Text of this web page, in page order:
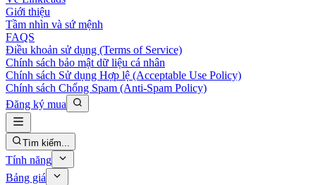
Giới thiệu
Tầm nhìn và sứ mệnh
FAQS
Điều khoản sử dụng (Terms of Service)
Chính sách bảo mật dữ liệu cá nhân
Chính sách Sử dụng Hợp lệ (Acceptable Use Policy)
Chính sách Chống Spam (Anti-Spam Policy)
Đăng ký mua
Tìm kiếm...
Tính năng
Bảng giá